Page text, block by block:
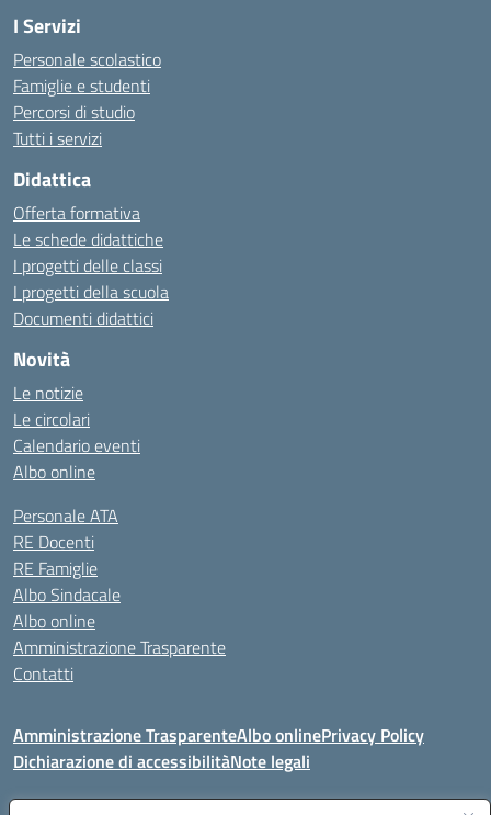
I Servizi
Personale scolastico
Famiglie e studenti
Percorsi di studio
Tutti i servizi
Didattica
Offerta formativa
Le schede didattiche
I progetti delle classi
I progetti della scuola
Documenti didattici
Novità
Le notizie
Le circolari
Calendario eventi
Albo online
Personale ATA
RE Docenti
RE Famiglie
Albo Sindacale
Albo online
Amministrazione Trasparente
Contatti
Amministrazione TrasparenteAlbo onlinePrivacy Policy
Dichiarazione di accessibilitàNote legali